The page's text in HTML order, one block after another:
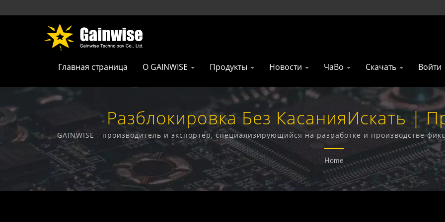
Главная страница О GAINWISE Продукты Новости ЧаВо Скачать Войти
Разблокировка Без КасанияИскать |
Телекоммуникационных Продуктов Из
Technology Co., Ltd.
GAINWISE - производитель и экспортер, специализирующийся на разработке и производстве
домофонов, 4G открывателей ворот и 4G дымовых
Home